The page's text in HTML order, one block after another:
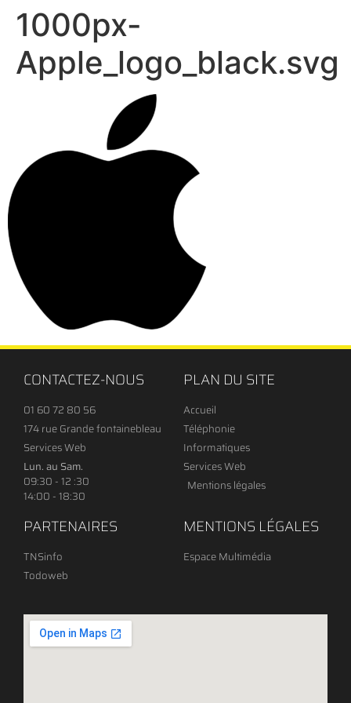
1000px-
Apple_logo_black.svg
CONTACTEZ-NOUS
01 60 72 80 56
174 rue Grande fontainebleau
Services Web
Lun. au Sam.
09:30 - 12 :30
14:00 - 18:30
PLAN DU SITE
Accueil
Téléphonie
Informatiques
Services Web
Mentions légales
PARTENAIRES
TNSinfo
Todoweb
MENTIONS LÉGALES
Espace Multimédia